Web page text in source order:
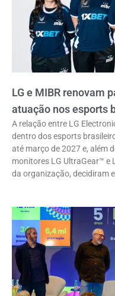
LG e MIBR renovam
atuação nos esports
A relação entre LG
dentro dos esports
até março de 2027 e, além
monitores LG UltraGear™ e
da organização, decidiram